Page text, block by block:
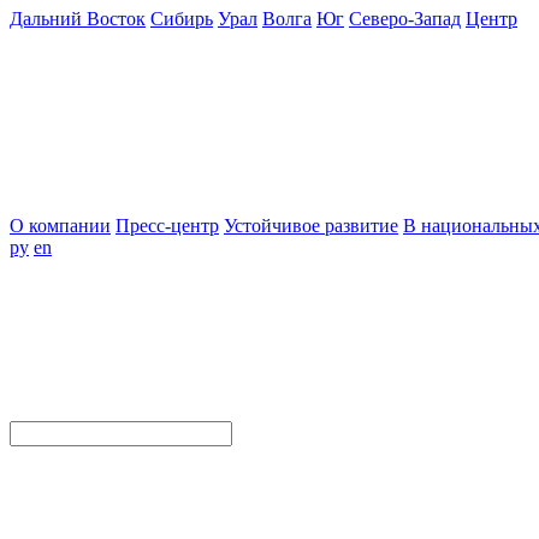
Дальний Восток Сибирь Урал Волга Юг Северо-Запад Центр
О компании Пресс-центр Устойчивое развитие В
ру en